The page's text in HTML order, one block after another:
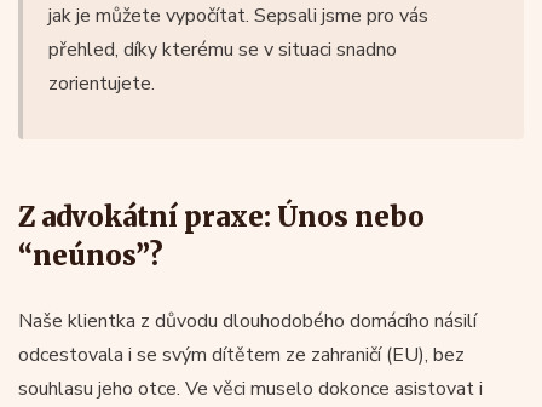
jak je můžete vypočítat. Sepsali jsme pro vás
přehled, díky kterému se v situaci snadno
zorientujete.
Z advokátní praxe: Únos nebo
“neúnos”?
Naše klientka z důvodu dlouhodobého domácího násilí
odcestovala i se svým dítětem ze zahraničí (EU), bez
souhlasu jeho otce. Ve věci muselo dokonce asistovat i